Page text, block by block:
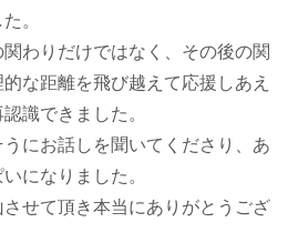
。
わりだけではなく、その後の関
な距離を飛び越えて応援しあえ
識できました。
にお話しを聞いてくださり、あ
になりました。
せて頂き本当にありがとうござ